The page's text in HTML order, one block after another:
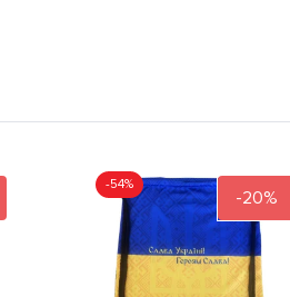
-20%
-54%